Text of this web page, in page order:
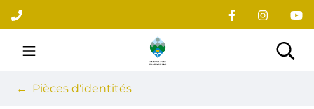
Aller
au
contenu
Site officiel du village
Pièces d'identités